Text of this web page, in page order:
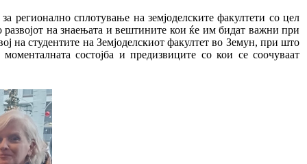
регионално сплотување на земјоделските факултети со цел
на знаењата и вештините кои ќе им бидат важни при
на студентите на Земјоделскиот факултет во Земун, при што
состојба и предизвиците со кои се соочуваат